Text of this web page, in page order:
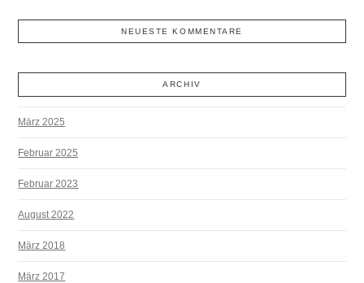
NEUESTE KOMMENTARE
ARCHIV
März 2025
Februar 2025
Februar 2023
August 2022
März 2018
März 2017